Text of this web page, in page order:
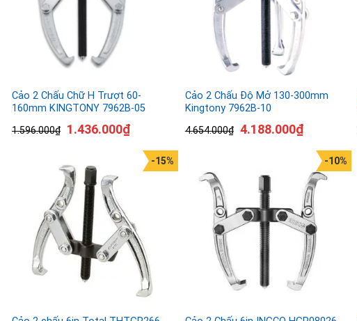
Cảo 2 Chấu Chữ H Trượt 60-
160mm KINGTONY 7962B-05
1.596.000₫ 1.436.000₫
Cảo 2 Chấu Độ Mở 130-300mm
Kingtony 7962B-10
4.654.000₫ 4.188.000₫
-15% -10%